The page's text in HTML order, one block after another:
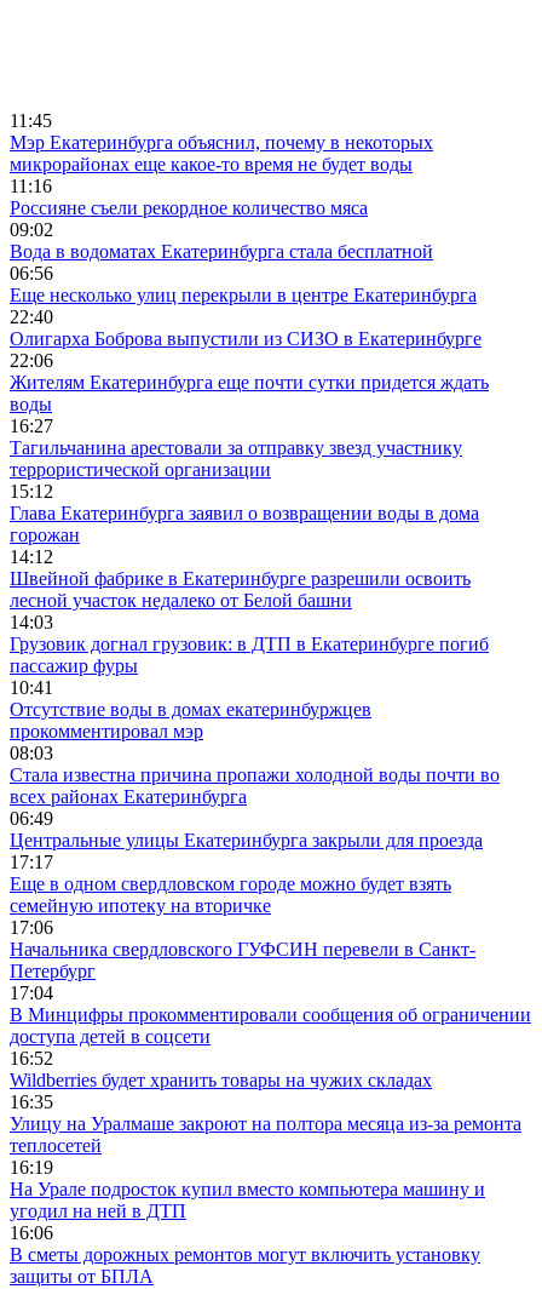
11:45
Мэр Екатеринбурга объяснил, почему в некоторых
микрорайонах еще какое-то время не будет воды
11:16
Россияне съели рекордное количество мяса
09:02
Вода в водоматах Екатеринбурга стала бесплатной
06:56
Еще несколько улиц перекрыли в центре Екатеринбурга
22:40
Олигарха Боброва выпустили из СИЗО в Екатеринбурге
22:06
Жителям Екатеринбурга еще почти сутки придется ждать
воды
16:27
Тагильчанина арестовали за отправку звезд участнику
террористической организации
15:12
Глава Екатеринбурга заявил о возвращении воды в дома
горожан
14:12
Швейной фабрике в Екатеринбурге разрешили освоить
лесной участок недалеко от Белой башни
14:03
Грузовик догнал грузовик: в ДТП в Екатеринбурге погиб
пассажир фуры
10:41
Отсутствие воды в домах екатеринбуржцев
прокомментировал мэр
08:03
Стала известна причина пропажи холодной воды почти во
всех районах Екатеринбурга
06:49
Центральные улицы Екатеринбурга закрыли для проезда
17:17
Еще в одном свердловском городе можно будет взять
семейную ипотеку на вторичке
17:06
Начальника свердловского ГУФСИН перевели в Санкт-
Петербург
17:04
В Минцифры прокомментировали сообщения об ограничении
доступа детей в соцсети
16:52
Wildberries будет хранить товары на чужих складах
16:35
Улицу на Уралмаше закроют на полтора месяца из-за ремонта
теплосетей
16:19
На Урале подросток купил вместо компьютера машину и
угодил на ней в ДТП
16:06
В сметы дорожных ремонтов могут включить установку
защиты от БПЛА